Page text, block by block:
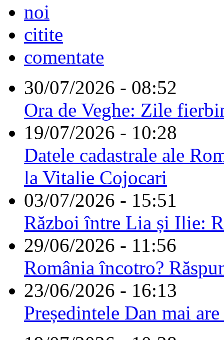
noi
citite
comentate
30/07/2026 - 08:52
Ora de Veghe: Zile
19/07/2026 - 10:28
Datele cadastrale ale
la Vitalie Cojocari
03/07/2026 - 15:51
Război între Lia și Ilie:
29/06/2026 - 11:56
România încotro?
23/06/2026 - 16:13
Președintele Dan mai